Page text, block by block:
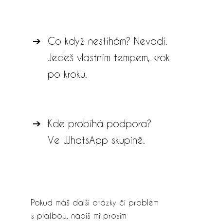
Co když nestíhám? Nevadí.
Jedeš vlastním tempem, krok
po kroku.
Kde probíhá podpora?
Ve WhatsApp skupině.
Pokud máš další otázky či problém
s platbou, napiš mi prosím